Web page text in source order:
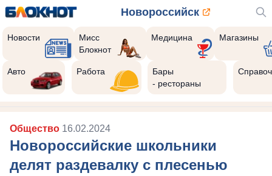
Новороссийск
Новости
Мисс
Блокнот
Медицина Магазины
Авто Работа
Бары
- рестораны
Общество 16.02.2024
Новороссийские школьники
делят раздевалку с плесенью